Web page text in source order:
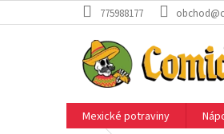
na
775988177
Mexické potraviny